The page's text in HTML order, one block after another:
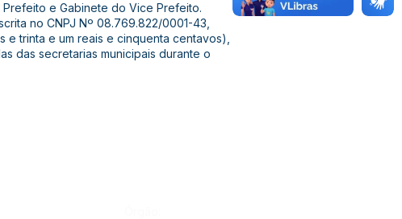
Prefeito e Gabinete do Vice Prefeito.
no CNPJ Nº 08.769.822/0001-43,
trinta e um reais e cinquenta centavos),
das secretarias municipais durante o